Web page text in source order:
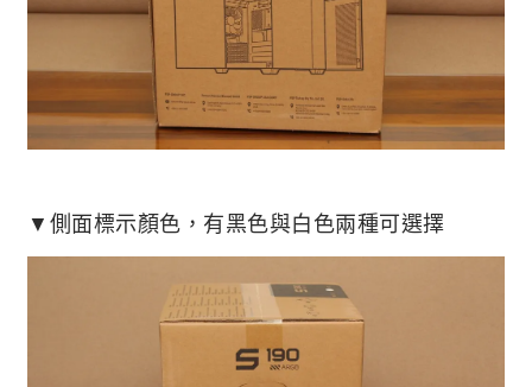
▼側面標示顏色，有黑色與白色兩種可選擇